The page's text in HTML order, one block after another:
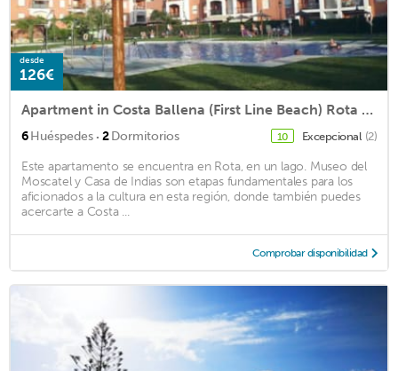
desde
126€
Apartment in Costa Ballena (First Line Beach) Rota Chipiona
6Huéspedes · 2Dormitorios 10 Excepcional (2)
Este apartamento se encuentra en Rota, en un lago. Museo del
Moscatel y Casa de Indias son etapas fundamentales para los
aficionados a la cultura en esta región, donde también puedes
acercarte a Costa ...
Comprobar disponibilidad